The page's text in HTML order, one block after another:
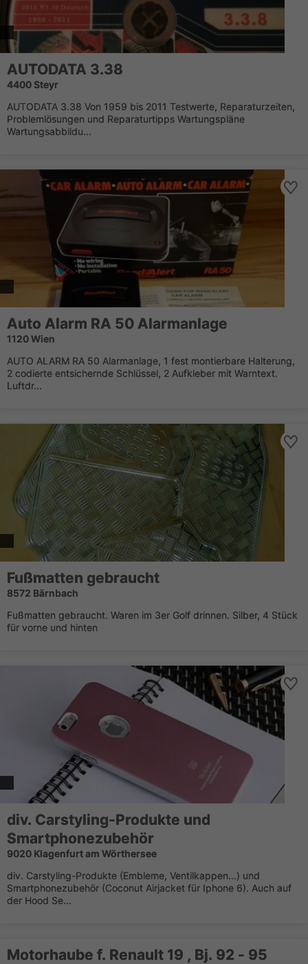
AUTODATA 3.38
4400 Steyr
AUTODATA 3.38 Von 1959 bis 2011 Testwerte, Reparaturzeiten,
Problemlösungen und Reparaturtipps Wartungspläne
Wartungsabbildu...
Auto Alarm RA 50 Alarmanlage
1120 Wien
AUTO ALARM RA 50 Alarmanlage, 1 fest montierbare Halterung,
2 codierte entsichernde Schlüssel, 2 Aufkleber mit Warntext.
Luftdr...
Fußmatten gebraucht
8572 Bärnbach
Fußmatten gebraucht. Waren im 3er Golf drinnen. Silber, 4 Stück
für vorne und hinten
div. Carstyling-Produkte und
Smartphonezubehör
9020 Klagenfurt am Wörthersee
div. Carstyling-Produkte (Embleme, Ventilkappen...) und
Smartphonezubehör (Coconut Airjacket für Iphone 6). Auch auf
der Hood Se...
Motorhaube f. Renault 19 , Bj. 92 - 95